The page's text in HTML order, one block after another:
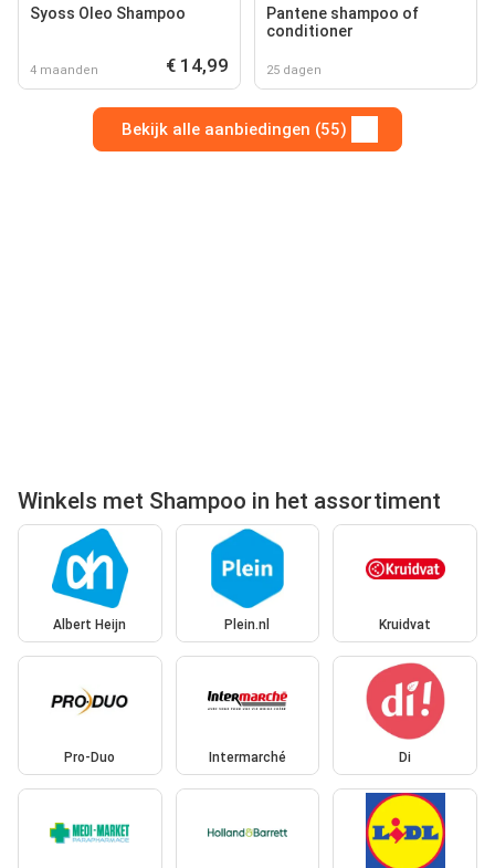
Syoss Oleo Shampoo
4 maanden € 14,99
Pantene shampoo of
conditioner
25 dagen
Bekijk alle aanbiedingen (55)
Winkels met Shampoo in het assortiment
Albert Heijn Plein.nl Kruidvat
Pro-Duo Intermarché Di